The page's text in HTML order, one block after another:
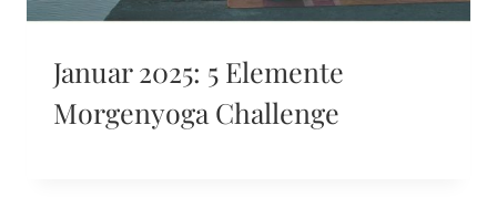
Januar 2025: 5 Elemente
Morgenyoga Challenge